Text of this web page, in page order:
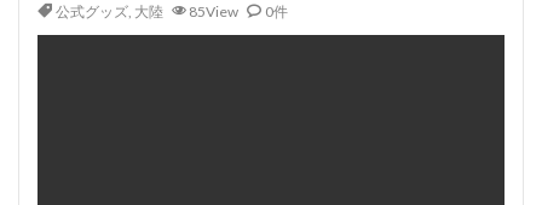
公式グッズ, 大陸 85View 0件